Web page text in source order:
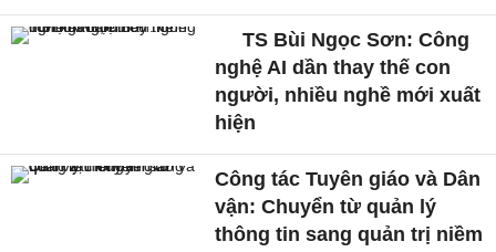
TS Bùi Ngọc Sơn: Công
nghệ AI dần thay thế con
người, nhiều nghề mới xuất
hiện
Công tác Tuyên giáo và Dân
vận: Chuyển từ quản lý
thông tin sang quản trị niềm